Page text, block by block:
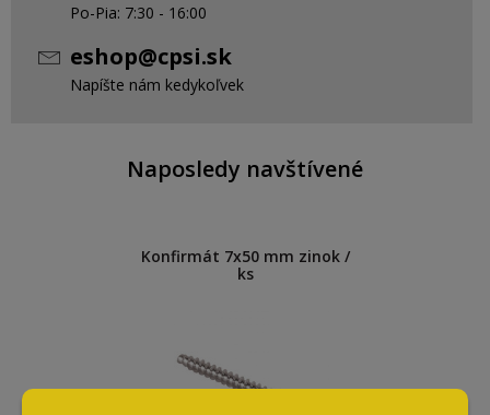
Po-Pia: 7:30 - 16:00
eshop@cpsi.sk
Napíšte nám kedykoľvek
Naposledy navštívené
Konfirmát 7x50 mm zinok /
ks